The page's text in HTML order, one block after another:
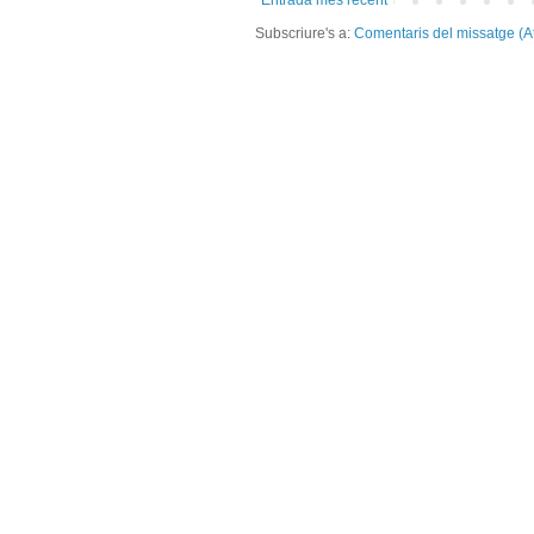
Subscriure's a: Comentaris del missatge